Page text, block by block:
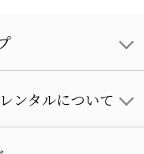
ンタルについて